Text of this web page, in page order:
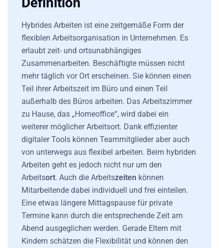
Hybrides Arbeiten ist eine zeitgemäße Form der
flexiblen Arbeitsorganisation in Unternehmen. Es
erlaubt zeit- und ortsunabhängiges
Zusammenarbeiten. Beschäftigte müssen nicht
mehr täglich vor Ort erscheinen. Sie können einen
Teil ihrer Arbeitszeit im Büro und einen Teil
außerhalb des Büros arbeiten. Das Arbeitszimmer
zu Hause, das „Homeoffice“, wird dabei ein
weiterer möglicher Arbeitsort. Dank effizienter
digitaler Tools können Teammitglieder aber auch
von unterwegs aus flexibel arbeiten. Beim hybriden
Arbeiten geht es jedoch nicht nur um den
Arbeitsort. Auch die Arbeitszeiten können
Mitarbeitende dabei individuell und frei einteilen.
Eine etwas längere Mittagspause für private
Termine kann durch die entsprechende Zeit am
Abend ausgeglichen werden. Gerade Eltern mit
Kindern schätzen die Flexibilität und können den